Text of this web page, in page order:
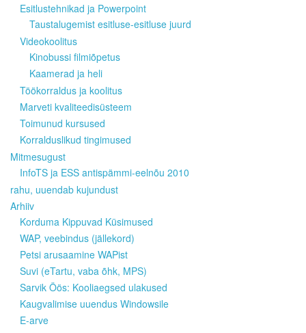
Esitlustehnikad ja Powerpoint
Taustalugemist esitluse-esitluse juurd
Videokoolitus
Kinobussi filmiõpetus
Kaamerad ja heli
Töökorraldus ja koolitus
Marveti kvaliteedisüsteem
Toimunud kursused
Korralduslikud tingimused
Mitmesugust
InfoTS ja ESS antispämmi-eelnõu 2010
rahu, uuendab kujundust
Arhiiv
Korduma Kippuvad Küsimused
WAP, veebindus (jällekord)
Petsi arusaamine WAPist
Suvi (eTartu, vaba õhk, MPS)
Sarvik Öös: Kooliaegsed ulakused
Kaugvalimise uuendus Windowsile
E-arve